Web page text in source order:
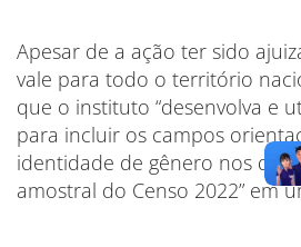
Apesar de a ação ter sido
vale para todo o território
que o instituto “desenvolva e
para incluir os campos
identidade de gênero nos
amostral do Censo 2022” em